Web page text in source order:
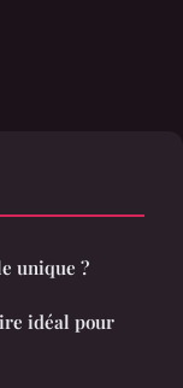
unique ?
idéal pour